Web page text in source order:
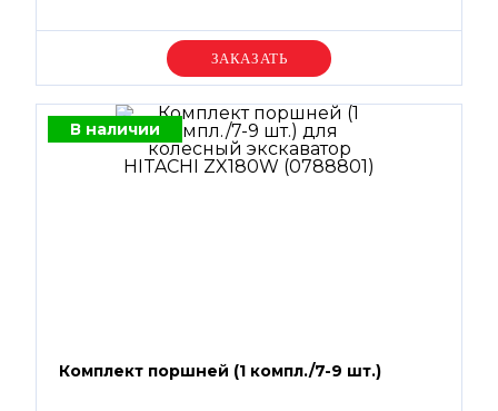
Уточняйте цену
В наличии
Комплект поршней (1 компл./7-9 шт.)